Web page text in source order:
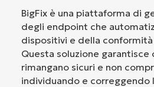
BigFix è una piattaforma di
degli endpoint che
dispositivi e della
Questa soluzione garantisce
rimangano sicuri e non
individuando e correggendo